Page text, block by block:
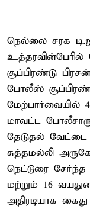
நெல்லை சரக
சூப்பிரண்டு
போலீஸ்
மேற்பார்வையில்
மாவட்ட
தேடுதல் வேட்டை
சுத்தமல்லி
நெட்டூரை
மற்றும் 16
அதிரடியாக